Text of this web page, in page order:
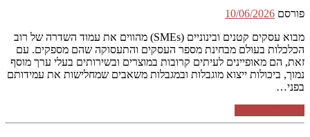
פורסם 10/06/2026
מבוא עסקים קטנים ובינוניים (SMEs) מהווים את עמוד השדרה של רוב
הכלכלות בעולם מבחינת מספר העסקים והתעסוקה שהם מספקים. עם
זאת, הם מאופיינים לעיתים קרובות במוצרים ובשירותים בעלי ערך מוסף
נמוך, ביכולות ייצוא מוגבלות ובמגבלות משאבים שמחלישות את עמידותם
בפני…